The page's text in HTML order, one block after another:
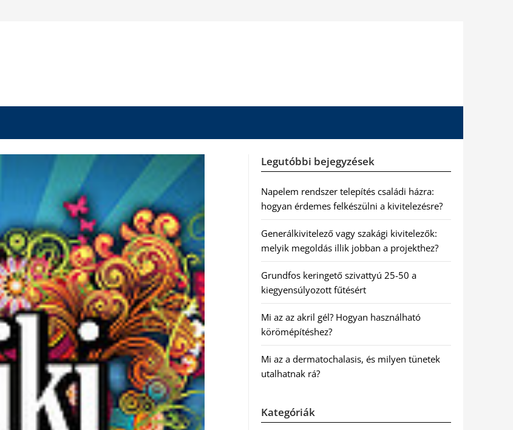
Legutóbbi bejegyzések
Napelem rendszer telepítés családi házra:
hogyan érdemes felkészülni a kivitelezésre?
Generálkivitelező vagy szakági kivitelezők:
melyik megoldás illik jobban a projekthez?
Grundfos keringető szivattyú 25-50 a
kiegyensúlyozott fűtésért
Mi az az akril gél? Hogyan használható
körömépítéshez?
Mi az a dermatochalasis, és milyen tünetek
utalhatnak rá?
Kategóriák